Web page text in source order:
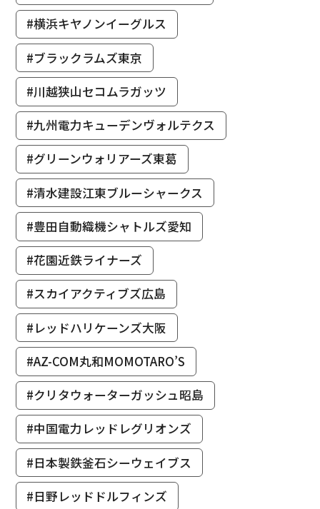
#横浜キヤノンイーグルス
#ブラックラムズ東京
#川越狭山セコムラガッツ
#九州電力キューデンヴォルテクス
#グリーンウォリアーズ東葛
#清水建設江東ブルーシャークス
#豊田自動織機シャトルズ愛知
#花園近鉄ライナーズ
#スカイアクティブズ広島
#レッドハリケーンズ大阪
#AZ-COM丸和MOMOTARO’S
#クリタウォーターガッシュ昭島
#中国電力レッドレグリオンズ
#日本製鉄釜石シーウェイブス
#日野レッドドルフィンズ